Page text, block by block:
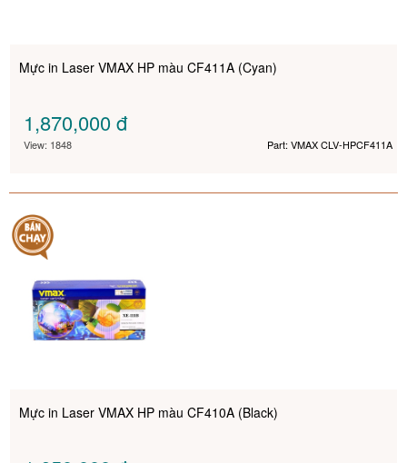
Mực in Laser VMAX HP màu CF411A (Cyan)
1,870,000đ
View: 1848 Part: VMAX CLV-HPCF411A
Mực in Laser VMAX HP màu CF410A (Black)